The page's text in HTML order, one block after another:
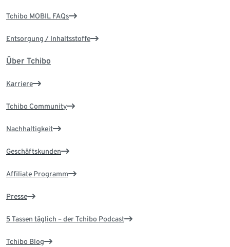
Tchibo MOBIL FAQs
Entsorgung / Inhaltsstoffe
Über Tchibo
Karriere
Tchibo Community
Nachhaltigkeit
Geschäftskunden
Affiliate Programm
Presse
5 Tassen täglich – der Tchibo Podcast
Tchibo Blog